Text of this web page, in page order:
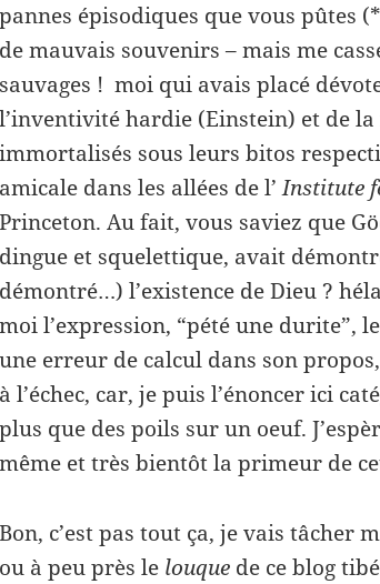
pannes épisodiques que vous pûtes
de mauvais souvenirs – mais me
sauvages ! moi qui avais placé
l’inventivité hardie (Einstein) et de
immortalisés sous leurs bitos
amicale dans les allées de l’Institute
Princeton. Au fait, vous saviez que
dingue et squelettique, avait
démontré…) l’existence de Dieu ?
moi l’expression, “pété une durite”,
une erreur de calcul dans son
à l’échec, car, je puis l’énoncer ici
plus que des poils sur un oeuf.
même et très bientôt la primeur de
Bon, c’est pas tout ça, je vais tâcher
ou à peu près le louque de ce blog